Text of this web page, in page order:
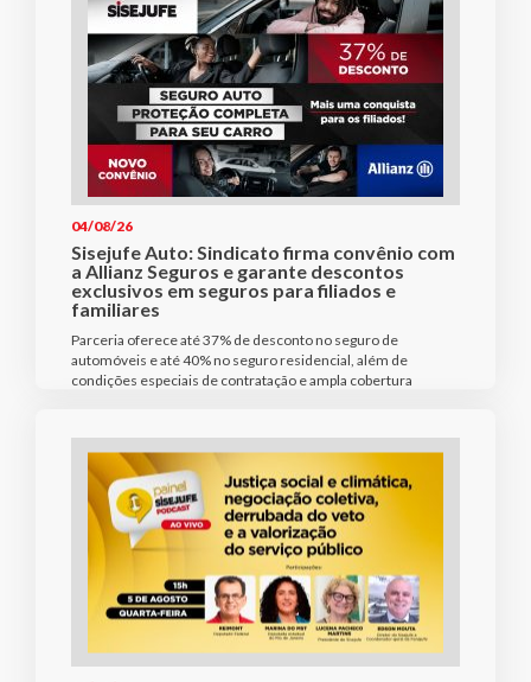
04/08/26
Sisejufe Auto: Sindicato firma convênio com
a Allianz Seguros e garante descontos
exclusivos em seguros para filiados e
familiares
Parceria oferece até 37% de desconto no seguro de
automóveis e até 40% no seguro residencial, além de
condições especiais de contratação e ampla cobertura